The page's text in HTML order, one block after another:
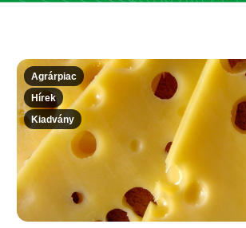
Agrárpiac
Hírek
Kiadvány